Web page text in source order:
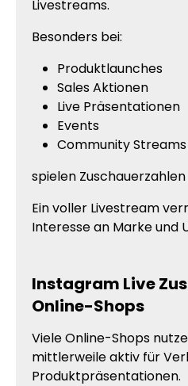
Livestreams.
Besonders bei:
Produktlaunches
Sales Aktionen
Live Präsentationen
Events
Community Streams
spielen
Ein voller Livestream
Interesse an Marke und
Instagram Live
Online-Shops
Viele Online-Shops
mittlerweile aktiv für
Produktpräsentationen.